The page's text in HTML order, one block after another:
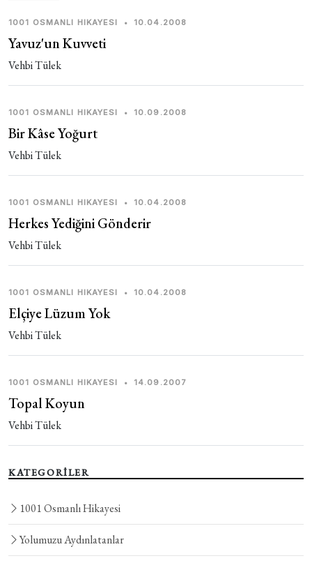
1001 OSMANLI HIKAYESI • 10.04.2008
Yavuz'un Kuvveti
Vehbi Tülek
1001 OSMANLI HIKAYESI • 10.09.2008
Bir Kâse Yoğurt
Vehbi Tülek
1001 OSMANLI HIKAYESI • 10.04.2008
Herkes Yediğini Gönderir
Vehbi Tülek
1001 OSMANLI HIKAYESI • 10.04.2008
Elçiye Lüzum Yok
Vehbi Tülek
1001 OSMANLI HIKAYESI • 14.09.2007
Topal Koyun
Vehbi Tülek
KATEGORİLER
1001 Osmanlı Hikayesi
Yolumuzu Aydınlatanlar